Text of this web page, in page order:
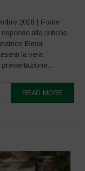
2018 | Fonte
alle critiche
Elena
la vera
READ MORE